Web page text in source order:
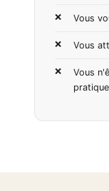
Vous
Vous
Vous
pratique